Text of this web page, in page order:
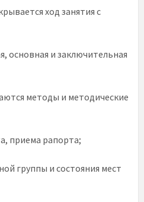
ход занятия с
основная и заключительная
методы и методические
приема рапорта;
группы и состояния мест